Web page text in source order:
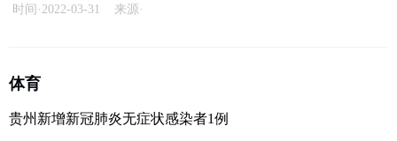
时间·2022-03-31 来源·
体育
贵州新增新冠肺炎无症状感染者1例